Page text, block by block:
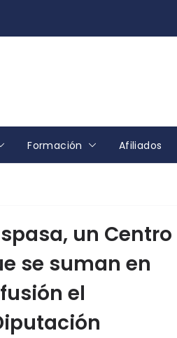
Formación Afiliados
un Centro
se suman en
el